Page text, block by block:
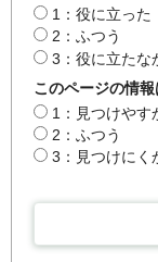
1：役に立った
2：ふつう
3：役に立たな
このページの情
1：見つけやす
2：ふつう
3：見つけにく